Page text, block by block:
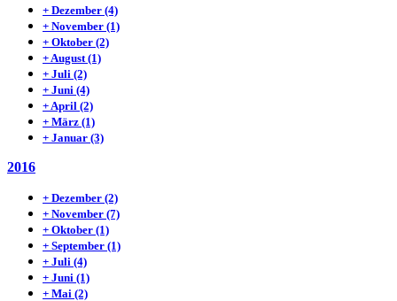
+ Dezember (4)
+ November (1)
+ Oktober (2)
+ August (1)
+ Juli (2)
+ Juni (4)
+ April (2)
+ März (1)
+ Januar (3)
2016
+ Dezember (2)
+ November (7)
+ Oktober (1)
+ September (1)
+ Juli (4)
+ Juni (1)
+ Mai (2)